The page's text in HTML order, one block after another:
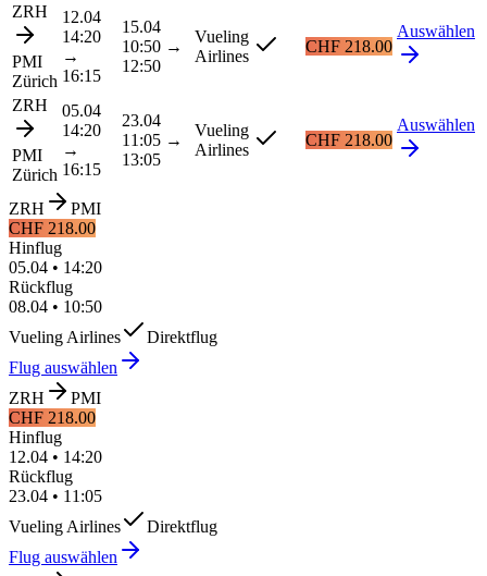
ZRH
PMI
Zürich
12.04
14:20
→
16:15
15.04
10:50 →
12:50
Vueling
Airlines
CHF 218.00
Auswählen
ZRH
PMI
Zürich
05.04
14:20
→
16:15
23.04
11:05 →
13:05
Vueling
Airlines
CHF 218.00
Auswählen
ZRH
PMI
CHF 218.00
Hinflug
05.04 • 14:20
Rückflug
08.04 • 10:50
Vueling Airlines
Direktflug
Flug auswählen
ZRH
PMI
CHF 218.00
Hinflug
12.04 • 14:20
Rückflug
23.04 • 11:05
Vueling Airlines
Direktflug
Flug auswählen